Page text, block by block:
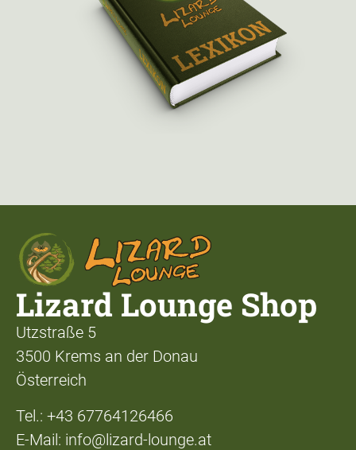
Lizard Lounge Shop
Utzstraße 5
3500 Krems an der Donau
Österreich
Tel.: +43 67764126466
E-Mail: info@lizard-lounge.at